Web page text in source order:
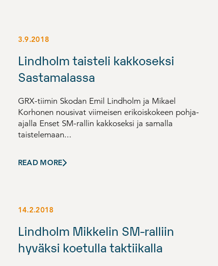
3.9.2018
Lindholm taisteli kakkoseksi
Sastamalassa
GRX-tiimin Skodan Emil Lindholm ja Mikael
Korhonen nousivat viimeisen erikoiskokeen pohja-
ajalla Enset SM-rallin kakkoseksi ja samalla
taistelemaan...
READ MORE
14.2.2018
Lindholm Mikkelin SM-ralliin
hyväksi koetulla taktiikalla